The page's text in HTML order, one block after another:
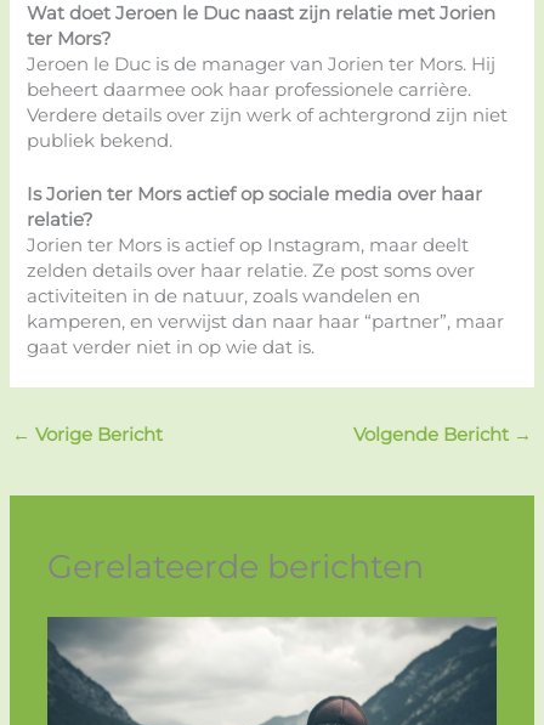
Wat doet Jeroen le Duc naast zijn relatie met Jorien
ter Mors?
Jeroen le Duc is de manager van Jorien ter Mors. Hij
beheert daarmee ook haar professionele carrière.
Verdere details over zijn werk of achtergrond zijn niet
publiek bekend.
Is Jorien ter Mors actief op sociale media over haar
relatie?
Jorien ter Mors is actief op Instagram, maar deelt
zelden details over haar relatie. Ze post soms over
activiteiten in de natuur, zoals wandelen en
kamperen, en verwijst dan naar haar “partner”, maar
gaat verder niet in op wie dat is.
← Vorige Bericht Volgende Bericht →
Gerelateerde berichten